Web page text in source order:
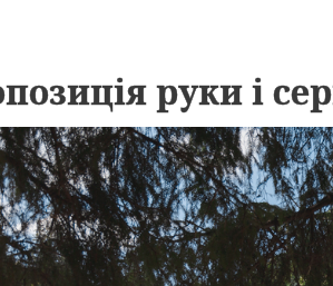
руки і